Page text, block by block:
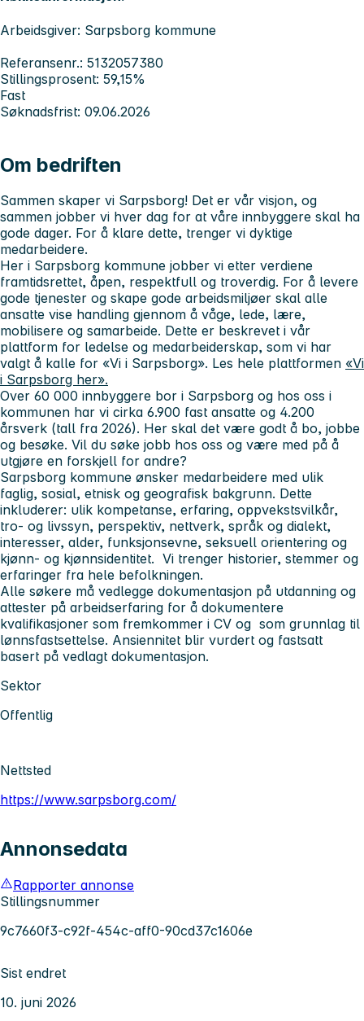
Arbeidsgiver: Sarpsborg kommune
Referansenr.: 5132057380
Stillingsprosent: 59,15%
Fast
Søknadsfrist: 09.06.2026
Om bedriften
Sammen skaper vi Sarpsborg! Det er vår visjon, og
sammen jobber vi hver dag for at våre innbyggere skal ha
gode dager. For å klare dette, trenger vi dyktige
medarbeidere.
Her i Sarpsborg kommune jobber vi etter verdiene
framtidsrettet, åpen, respektfull og troverdig. For å levere
gode tjenester og skape gode arbeidsmiljøer skal alle
ansatte vise handling gjennom å våge, lede, lære,
mobilisere og samarbeide. Dette er beskrevet i vår
plattform for ledelse og medarbeiderskap, som vi har
valgt å kalle for «Vi i Sarpsborg». Les hele plattformen «Vi
i Sarpsborg her».
Over 60 000 innbyggere bor i Sarpsborg og hos oss i
kommunen har vi cirka 6.900 fast ansatte og 4.200
årsverk (tall fra 2026). Her skal det være godt å bo, jobbe
og besøke. Vil du søke jobb hos oss og være med på å
utgjøre en forskjell for andre?
Sarpsborg kommune ønsker medarbeidere med ulik
faglig, sosial, etnisk og geografisk bakgrunn. Dette
inkluderer: ulik kompetanse, erfaring, oppvekstsvilkår,
tro- og livssyn, perspektiv, nettverk, språk og dialekt,
interesser, alder, funksjonsevne, seksuell orientering og
kjønn- og kjønnsidentitet. Vi trenger historier, stemmer og
erfaringer fra hele befolkningen.
Alle søkere må vedlegge dokumentasjon på utdanning og
attester på arbeidserfaring for å dokumentere
kvalifikasjoner som fremkommer i CV og som grunnlag til
lønnsfastsettelse. Ansiennitet blir vurdert og fastsatt
basert på vedlagt dokumentasjon.
Sektor
Offentlig
Nettsted
https://www.sarpsborg.com/
Annonsedata
Rapporter annonse
Stillingsnummer
9c7660f3-c92f-454c-aff0-90cd37c1606e
Sist endret
10. juni 2026